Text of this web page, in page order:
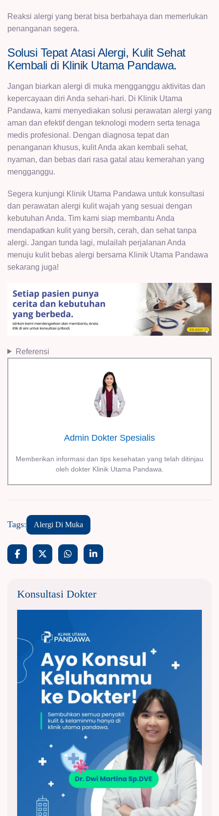
Reaksi alergi yang berat bisa berbahaya dan memerlukan
penanganan segera.
Solusi Tepat Atasi Alergi, Kulit Sehat
Kembali di Klinik Utama Pandawa.
Jangan biarkan alergi di muka mengganggu aktivitas dan
kepercayaan diri Anda sehari-hari. Di Klinik Utama
Pandawa, kami menyediakan solusi perawatan alergi yang
aman dan efektif dengan teknologi modern serta tenaga
medis profesional. Dengan diagnosa tepat dan
penanganan khusus, kulit Anda akan kembali sehat,
nyaman, dan bebas dari rasa gatal atau kemerahan yang
mengganggu.
Segera kunjungi Klinik Utama Pandawa untuk konsultasi
dan perawatan alergi kulit wajah yang sesuai dengan
kebutuhan Anda. Tim kami siap membantu Anda
mendapatkan kulit yang bersih, cerah, dan sehat tanpa
alergi. Jangan tunda lagi, mulailah perjalanan Anda
menuju kulit bebas alergi bersama Klinik Utama Pandawa
sekarang juga!
Referensi
Admin Dokter Spesialis
Memberikan informasi dan tips kesehatan yang telah ditinjau
oleh dokter Klinik Utama Pandawa.
Tags: Alergi Di Muka
Konsultasi Dokter